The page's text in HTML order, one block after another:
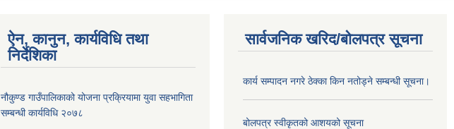
ऐन, कानुन, कार्यविधि तथा
निर्देशिका
नौकुण्ड गाउँपालिकाको योजना प्रक्रियामा युवा सहभागिता
सम्बन्धी कार्यविधि २०७८
सार्वजनिक खरिद/बोलपत्र सूचना
कार्य सम्पादन नगरे ठेक्का किन नतोड्ने सम्बन्धी सूचना।
बोलपत्र स्वीकृतको आशयको सूचना